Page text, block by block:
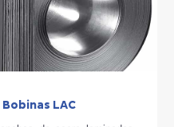
LAC